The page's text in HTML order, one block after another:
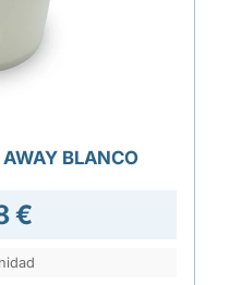
BLANCO
€